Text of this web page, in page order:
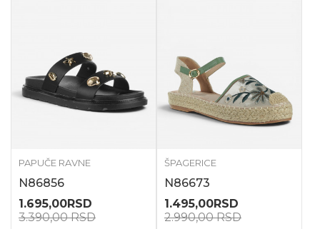
PAPUČE RAVNE
N86856
1.695,00RSD
3.390,00RSD
ŠPAGERICE
N86673
1.495,00RSD
2.990,00RSD